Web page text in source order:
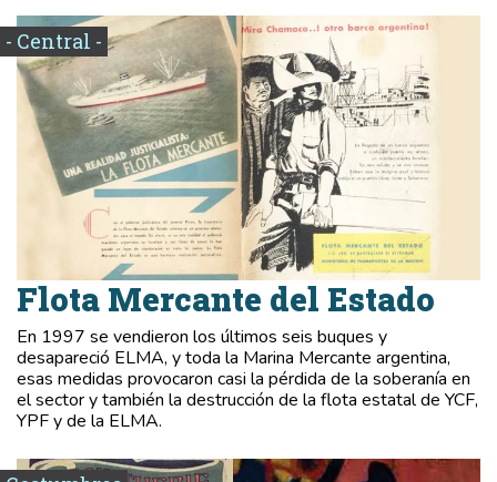
- Central -
Flota Mercante del Estado
En 1997 se vendieron los últimos seis buques y
desapareció ELMA, y toda la Marina Mercante argentina,
esas medidas provocaron casi la pérdida de la soberanía en
el sector y también la destrucción de la flota estatal de YCF,
YPF y de la ELMA.